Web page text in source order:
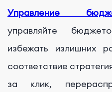
Управление
управляйте
избежать излишних
соответствие
за клик,